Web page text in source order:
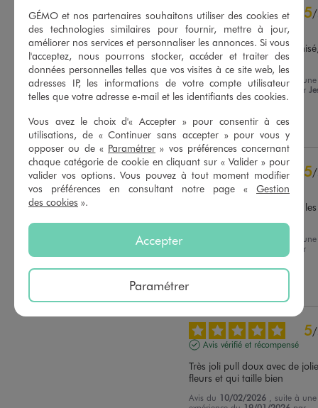
5/5
Basé sur 16
avis soumis à un
contrôle
5étoiles
16
4étoiles
0
3étoiles
0
2étoiles
0
étoile
Trier les avis
5/
Avis vérifié et récompensé
Très beau gilet, acheté
ma fille en est ravie !
Avis du16/04/2026 , suite à une
expérience du
30/03/2026 par
D.
Utile (0) Signaler
5/
Avis vérifié et récompensé
Super affaire, surtout avec les
, suite à une
par
Lucette B.
5/
Avis vérifié et récompensé
Très joli pull doux avec de
fleurs et qui taille bien
Avis du 10/02/2026
, suite à une
GÉMO et nos partenaires souhaitons utiliser des cookies et
des technologies similaires pour fournir, mettre à jour,
améliorer nos services et personnaliser les annonces. Si vous
l'acceptez, nous pourrons stocker, accéder et traiter des
données personnelles telles que vos visites à ce site web, les
adresses IP, les informations de votre compte utilisateur
telles que votre adresse e-mail et les identifiants des cookies.
Vous avez le choix d'« Accepter » pour consentir à ces
utilisations, de « Continuer sans accepter » pour vous y
opposer ou de « Paramétrer » vos préférences concernant
chaque catégorie de cookie en cliquant sur « Valider » pour
valider vos options. Vous pouvez à tout moment modifier
vos préférences en consultant notre page « Gestion
des cookies ».
Accepter
Paramétrer